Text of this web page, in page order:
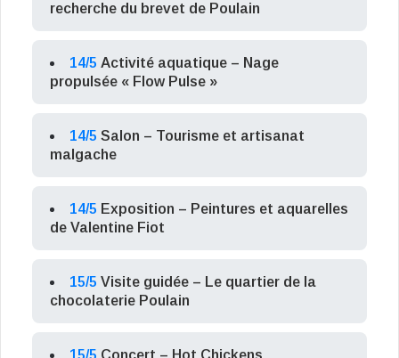
recherche du brevet de Poulain
14/5 Activité aquatique – Nage
propulsée « Flow Pulse »
14/5 Salon – Tourisme et artisanat
malgache
14/5 Exposition – Peintures et aquarelles
de Valentine Fiot
15/5 Visite guidée – Le quartier de la
chocolaterie Poulain